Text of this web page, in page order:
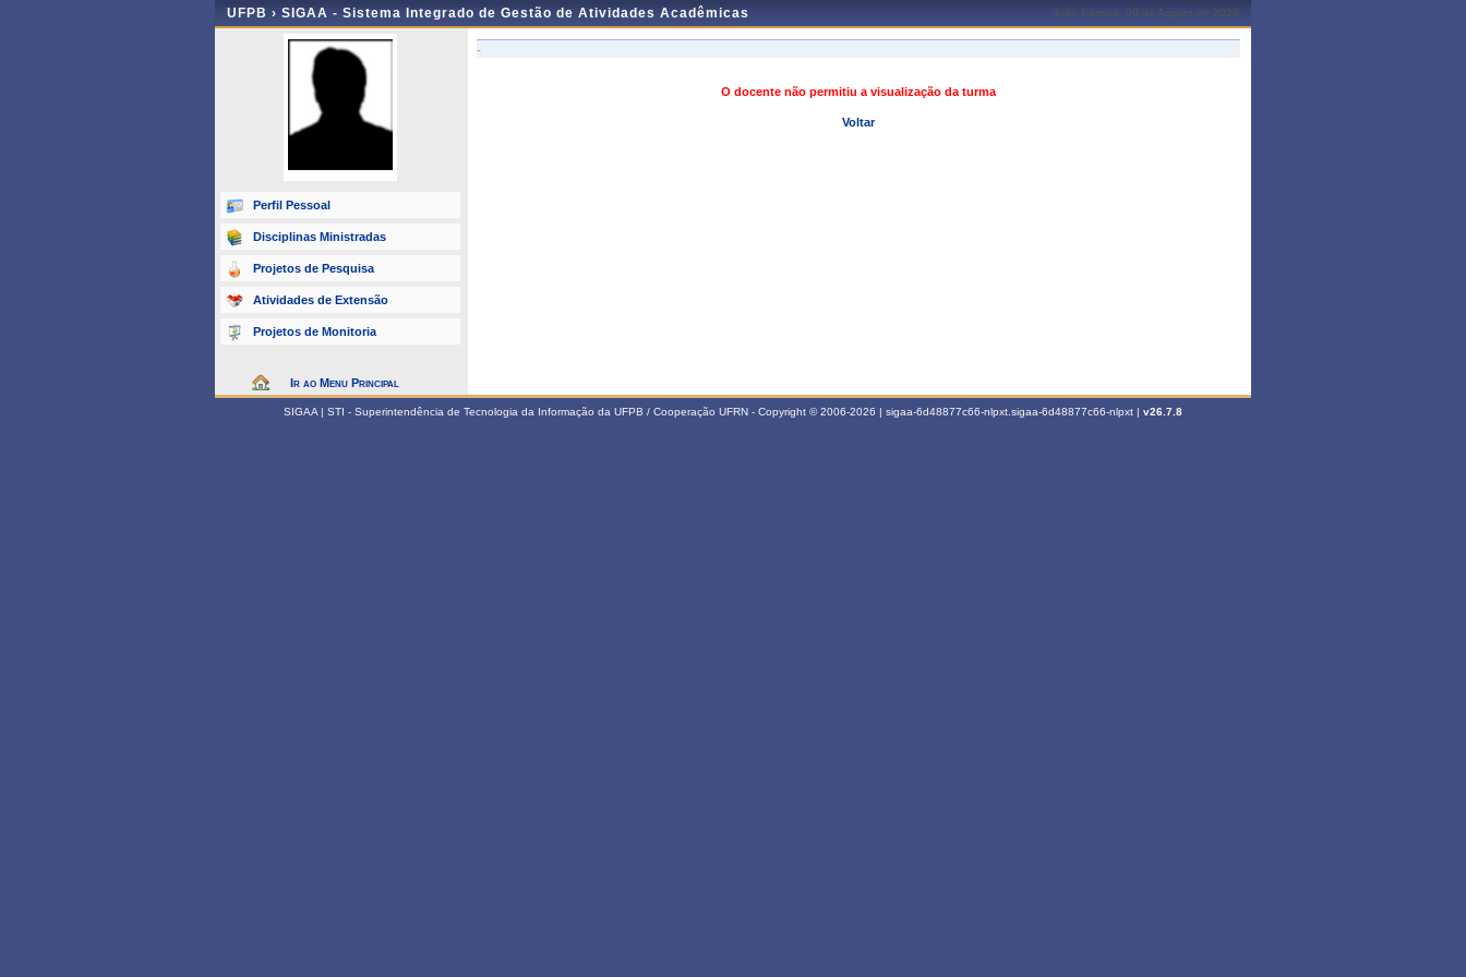
UFPB › SIGAA - Sistema Integrado de Gestão de Atividades Acadêmicas João Pessoa, 09 de Agosto de 2026
Perfil Pessoal
Disciplinas Ministradas
Projetos de Pesquisa
Atividades de Extensão
Projetos de Monitoria
Ir ao Menu Principal
-
O docente não permitiu a visualização da turma
Voltar
SIGAA | STI - Superintendência de Tecnologia da Informação da UFPB / Cooperação UFRN - Copyright © 2006-2026 | sigaa-6d48877c66-nlpxt.sigaa-6d48877c66-nlpxt | v26.7.8